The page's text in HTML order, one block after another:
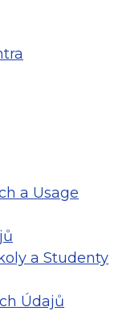
a Usage
a Studenty
Údajů